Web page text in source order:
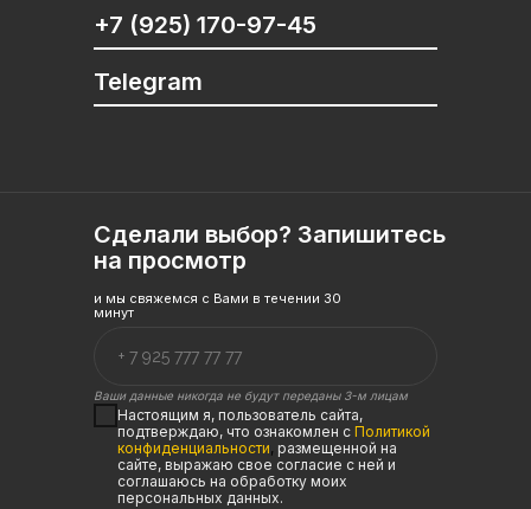
+7 (925) 170-97-45
Telegram
Настоящим я, пользователь сайта,
подтверждаю, что ознакомлен с Политикой
конфиденциальности, размещенной на
сайте, выражаю свое согласие с ней и
соглашаюсь на обработку моих
персональных данных.
Сделали выбор? Запишитесь
на просмотр
и мы свяжемся с Вами в течении 30
минут
Ваши данные никогда не будут переданы 3-м лицам